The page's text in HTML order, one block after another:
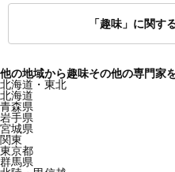
「趣味」に関す
他の地域から趣味その他の専門家
北海道・東北
北海道
青森県
岩手県
宮城県
関東
東京都
群馬県